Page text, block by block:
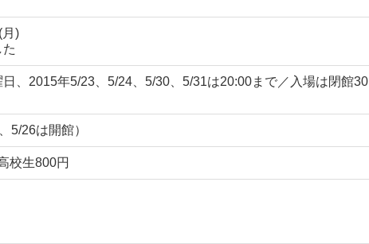
)
、2015年5/23、5/24、5/30、5/31は20:00まで／入場は閉館30
5/26は開館）
校生800円